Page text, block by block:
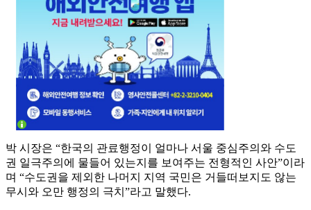
박 시장은 “한국의 관료행정이 얼마나 서울 중심주의와 수도
권 일극주의에 물들어 있는지를 보여주는 전형적인 사안”이라
며 “수도권을 제외한 나머지 지역 국민은 거들떠보지도 않는
무시와 오만 행정의 극치”라고 말했다.